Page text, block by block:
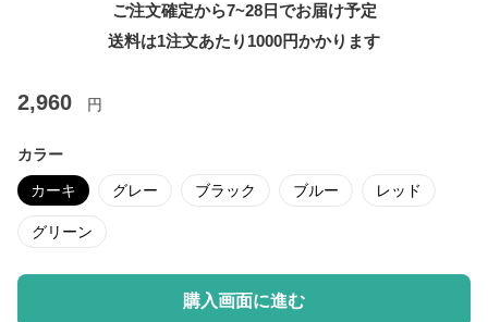
ご注文確定から7~28日でお届け予定
送料は1注文あたり 1000円かかります
2,960 円
カラー
カーキ グレー ブラック ブルー レッド
グリーン
購入画面に進む